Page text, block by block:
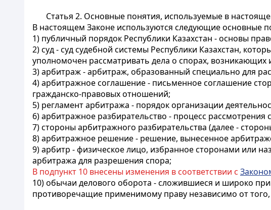
Статья 2. Основные понятия, используемые в
В настоящем Законе используются следующие основные
1) публичный порядок Республики Казахстан - основы
2) суд - суд судебной системы Республики Казахстан,
уполномочен рассматривать дела о спорах,
3) арбитраж - арбитраж, образованный специально для
4) арбитражное соглашение - письменное соглашение
гражданско-правовых отношений;
5) регламент арбитража - порядок организации
6) арбитражное разбирательство - процесс рассмотрения
7) стороны арбитражного разбирательства (далее -
8) арбитражное решение - решение, вынесенное
9) арбитр - физическое лицо, избранное сторонами или
арбитража для разрешения спора;
В подпункт 10 внесены изменения в соответствии с
10) обычаи делового оборота - сложившиеся и широко
противоречащие применимому праву независимо от